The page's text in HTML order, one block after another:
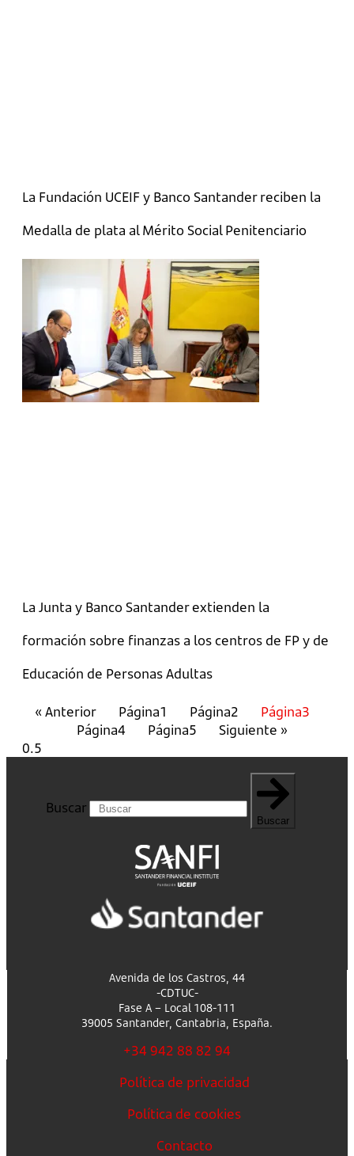
La Fundación UCEIF y Banco Santander reciben la
Medalla de plata al Mérito Social Penitenciario
La Junta y Banco Santander extienden la
formación sobre finanzas a los centros de FP y de
Educación de Personas Adultas
« Anterior Página1 Página2 Página3
Página4 Página5 Siguiente »
Buscar
Buscar
Avenida de los Castros, 44
-CDTUC-
Fase A – Local 108-111
39005 Santander, Cantabria, España.
+34 942 88 82 94
Política de privacidad
Política de cookies
Contacto